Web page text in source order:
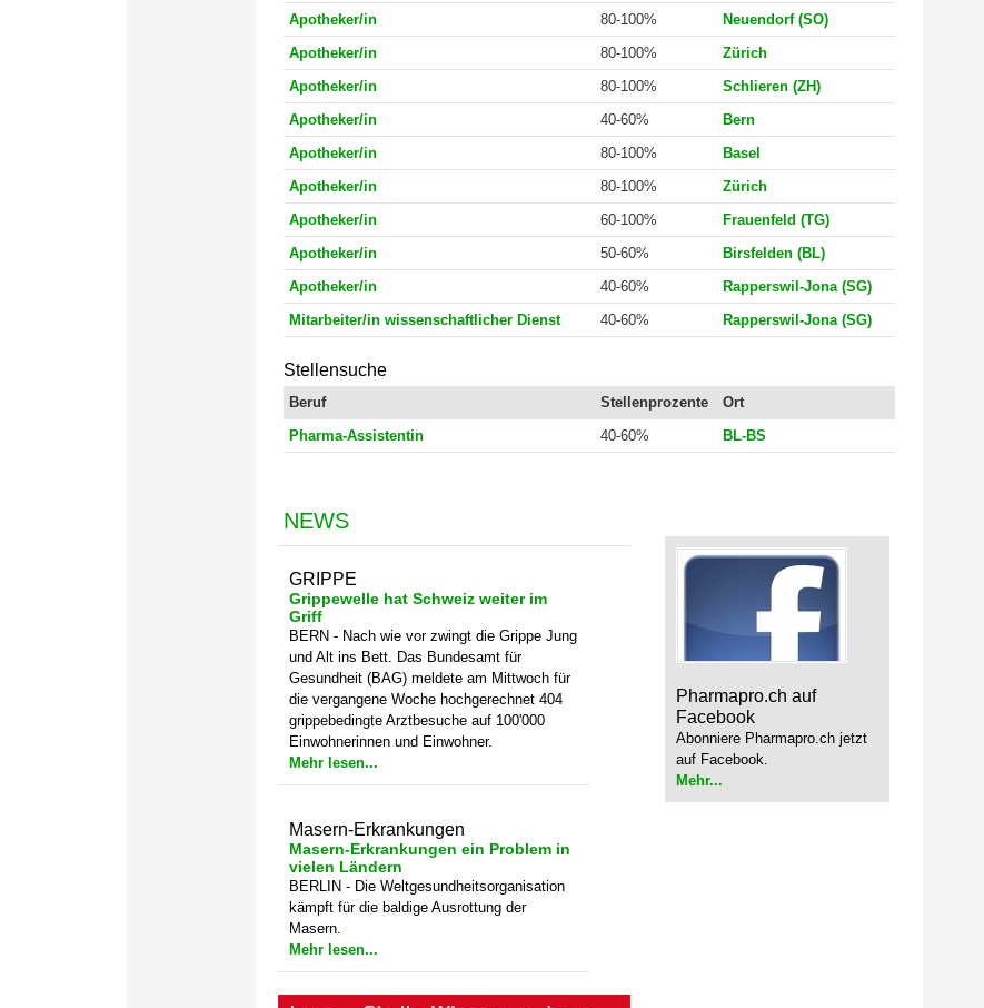
Apotheker/in
80-100%
Neuendorf (SO)
Apotheker/in
80-100%
Zürich
Apotheker/in
80-100%
Schlieren (ZH)
Apotheker/in
40-60%
Bern
Apotheker/in
80-100%
Basel
Apotheker/in
80-100%
Zürich
Apotheker/in
60-100%
Frauenfeld (TG)
Apotheker/in
50-60%
Birsfelden (BL)
Apotheker/in
40-60%
Rapperswil-Jona (SG)
Mitarbeiter/in wissenschaftlicher Dienst
40-60% Rapperswil-Jona (SG)
Stellensuche
Beruf Stellenprozente
Ort
Pharma-Assistentin
40-60% BL-BS
NEWS
GRIPPE
Grippewelle hat Schweiz weiter im
Griff
BERN - Nach wie vor zwingt die Grippe Jung
und Alt ins Bett. Das Bundesamt für
Gesundheit (BAG) meldete am Mittwoch für
die vergangene Woche hochgerechnet 404
grippebedingte Arztbesuche auf 100'000
Einwohnerinnen und Einwohner.
Mehr lesen...
Masern-Erkrankungen
Masern-Erkrankungen ein Problem in
vielen Ländern
BERLIN - Die Weltgesundheitsorganisation
kämpft für die baldige Ausrottung der
Masern.
Mehr lesen...
Pharmapro.ch auf
Facebook
Abonniere Pharmapro.ch jetzt
auf Facebook.
Mehr...
NEWSLETTER
Anmeldung Newsletter
Melde dich kostenlos für unseren Newsletter an und
erhalte einmal pro Woche die neusten Stellenangebote
und News aus der Welt der Pharmazie und Medizin.